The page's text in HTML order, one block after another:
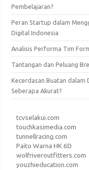
Pembelajaran?
Peran Startup dalam
Digital Indonesia
Analisis Performa Tim
Tantangan dan Peluang
Kecerdasan Buatan dalam
Seberapa Akurat?
tcvselakui.com
touchkasimedia.com
tunnellracing.com
Paito Warna HK 6D
wolfriveroutfitters.com
youzhieducation.com